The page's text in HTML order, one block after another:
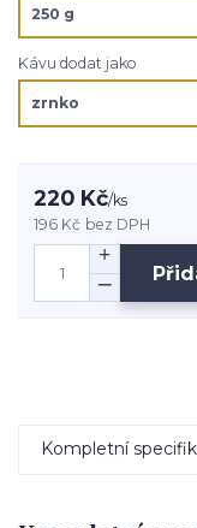
Kávu dodat jako
220 Kč/ks
196 Kč bez DPH
Kompletní